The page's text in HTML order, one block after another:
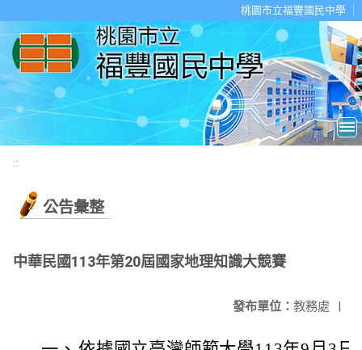
桃園市立福豐國民中學
:::
公告彙整
中華民國113年第20屆國家地理知識大競賽
發布單位： 教務處 |